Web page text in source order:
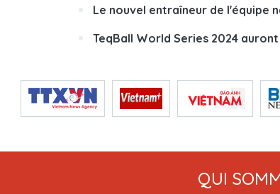
Le nouvel entraîneur de l'équipe
TeqBall World Series 2024 auront
QUI